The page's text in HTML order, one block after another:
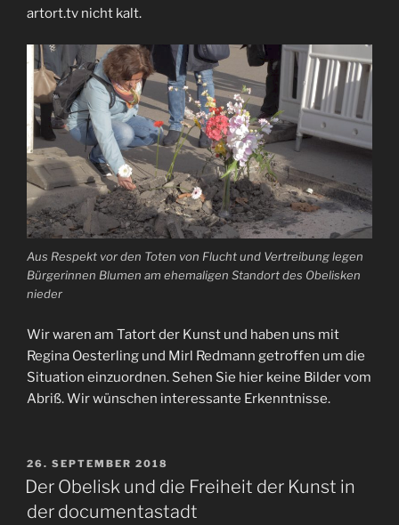
artort.tv nicht kalt.
Aus Respekt vor den Toten von Flucht und Vertreibung legen
Bürgerinnen Blumen am ehemaligen Standort des Obelisken
nieder
Wir waren am Tatort der Kunst und haben uns mit
Regina Oesterling und Mirl Redmann getroffen um die
Situation einzuordnen. Sehen Sie hier keine Bilder vom
Abriß. Wir wünschen interessante Erkenntnisse.
VERÖFFENTLICHT
AM
26. SEPTEMBER 2018
Der Obelisk und die Freiheit der Kunst in
der documentastadt